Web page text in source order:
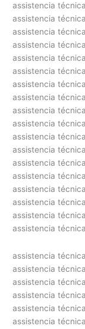
assistencia
assistencia
assistencia
assistencia
assistencia
assistencia
assistencia
assistencia
assistencia
assistencia
assistencia
assistencia
assistencia
assistencia
assistencia
assistencia
assistencia
assistencia
assistencia
assistencia
assistencia
assistencia
assistencia
assistencia